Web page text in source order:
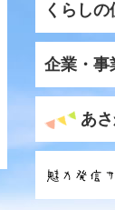
くらし
企業・事
あ